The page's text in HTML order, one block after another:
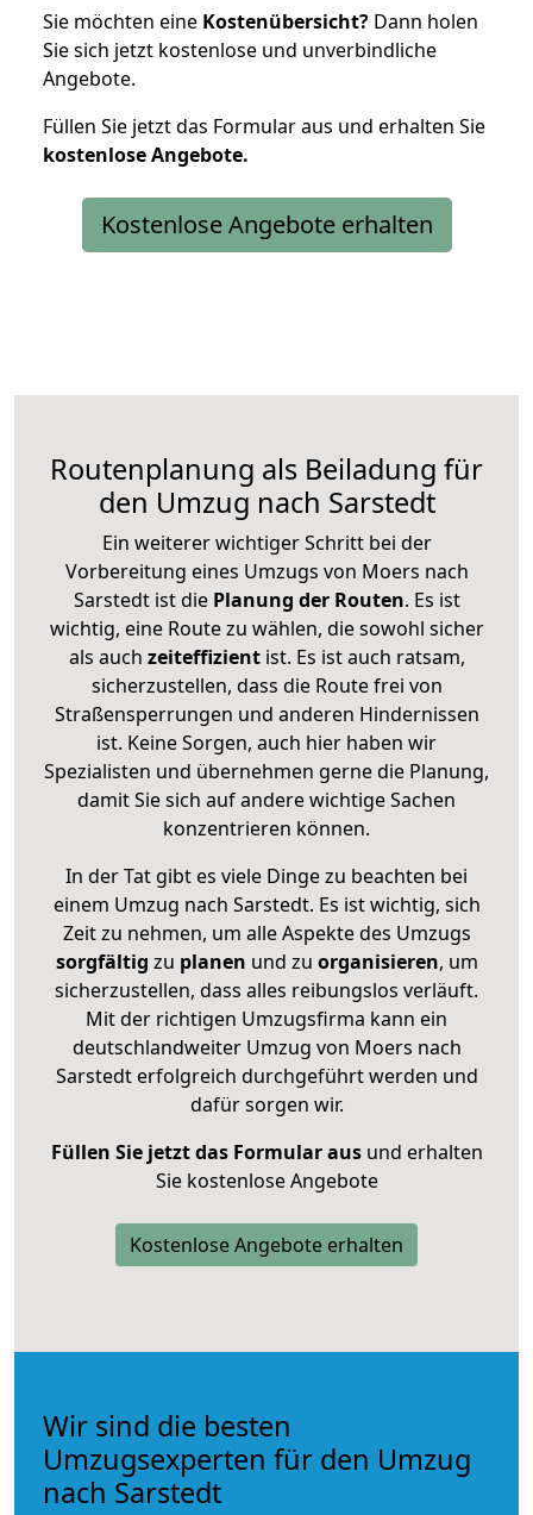
Sie möchten eine Kostenübersicht? Dann holen
Sie sich jetzt kostenlose und unverbindliche
Angebote.
Füllen Sie jetzt das Formular aus und erhalten Sie
kostenloseAngebote.
Kostenlose Angebote erhalten
Routenplanung als Beiladung für
den Umzug nach Sarstedt
Ein weiterer wichtiger Schritt bei der
Vorbereitung eines Umzugs von Moers nach
Sarstedt ist diePlanung der Routen. Es ist
wichtig, eine Route zu wählen, die sowohl sicher
als auch zeiteffizientist. Es ist auch ratsam,
sicherzustellen, dass die Route frei von
Straßensperrungen und anderen Hindernissen
ist. Keine Sorgen, auch hier haben wir
Spezialisten und übernehmen gerne die Planung,
damit Sie sich auf andere wichtige Sachen
konzentrieren können.
In der Tat gibt es viele Dinge zu beachten bei
einem Umzug nach Sarstedt. Es ist wichtig, sich
Zeit zu nehmen, um alle Aspekte des Umzugs
sorgfältig zu planen und zu organisieren, um
sicherzustellen, dass alles reibungslos verläuft.
Mit der richtigen Umzugsfirma kann ein
deutschlandweiter Umzug von Moers nach
Sarstedt erfolgreich durchgeführt werden und
dafür sorgen wir.
Füllen Sie jetzt das Formular ausund erhalten
Sie kostenlose Angebote
Kostenlose Angebote erhalten
Wir sind die besten
Umzugsexperten für den Umzug
nach Sarstedt